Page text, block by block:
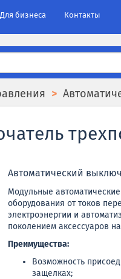
Для бизнеса Контакты
Автоматический
Модульные
оборудования от токов
электроэнергии и
поколением аксессуаров
Преимущества:
Возможность
защелках;